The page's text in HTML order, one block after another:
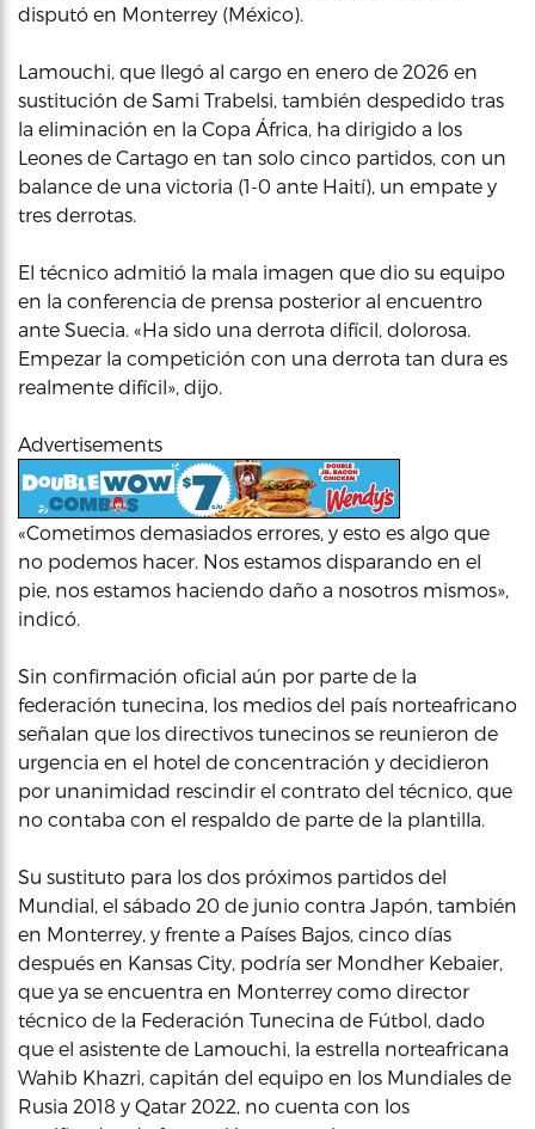
disputó en Monterrey (México).
Lamouchi, que llegó al cargo en enero de 2026 en
sustitución de Sami Trabelsi, también despedido tras
la eliminación en la Copa África, ha dirigido a los
Leones de Cartago en tan solo cinco partidos, con un
balance de una victoria (1-0 ante Haití), un empate y
tres derrotas.
El técnico admitió la mala imagen que dio su equipo
en la conferencia de prensa posterior al encuentro
ante Suecia. «Ha sido una derrota difícil, dolorosa.
Empezar la competición con una derrota tan dura es
realmente difícil», dijo.
Advertisements
«Cometimos demasiados errores, y esto es algo que
no podemos hacer. Nos estamos disparando en el
pie, nos estamos haciendo daño a nosotros mismos»,
indicó.
Sin confirmación oficial aún por parte de la
federación tunecina, los medios del país norteafricano
señalan que los directivos tunecinos se reunieron de
urgencia en el hotel de concentración y decidieron
por unanimidad rescindir el contrato del técnico, que
no contaba con el respaldo de parte de la plantilla.
Su sustituto para los dos próximos partidos del
Mundial, el sábado 20 de junio contra Japón, también
en Monterrey, y frente a Países Bajos, cinco días
después en Kansas City, podría ser Mondher Kebaier,
que ya se encuentra en Monterrey como director
técnico de la Federación Tunecina de Fútbol, dado
que el asistente de Lamouchi, la estrella norteafricana
Wahib Khazri, capitán del equipo en los Mundiales de
Rusia 2018 y Qatar 2022, no cuenta con los